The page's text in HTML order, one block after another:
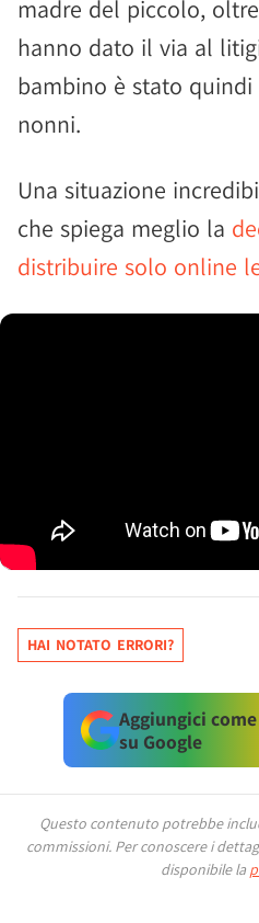
madre del piccolo,
hanno dato il via al
bambino è stato
nonni.
Una situazione
che spiega meglio la
distribuire solo online
HAI NOTATO ERRORI?
Aggiungici
su Google
Questo contenuto potrebbe
commissioni. Per conoscere i
disponibile la